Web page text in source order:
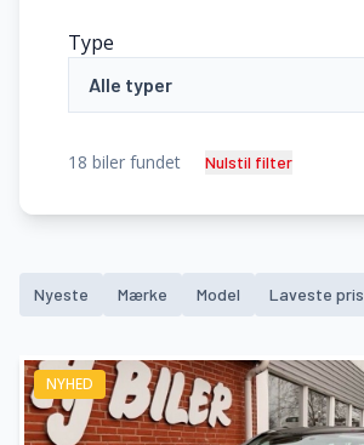
Type
Alle typer
18 biler fundet Nulstil filter
Nyeste Mærke Model Laveste pris
NYHED